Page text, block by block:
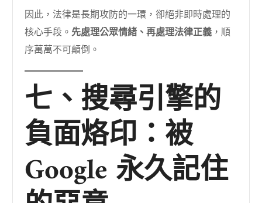
因此，法律是長期攻防的一環，卻絕非即時處理的
核心手段。先處理公眾情緒、再處理法律正義 ，順
序萬萬不可顛倒。
七、搜尋引擎的
負面烙印：被
Google 永久記住